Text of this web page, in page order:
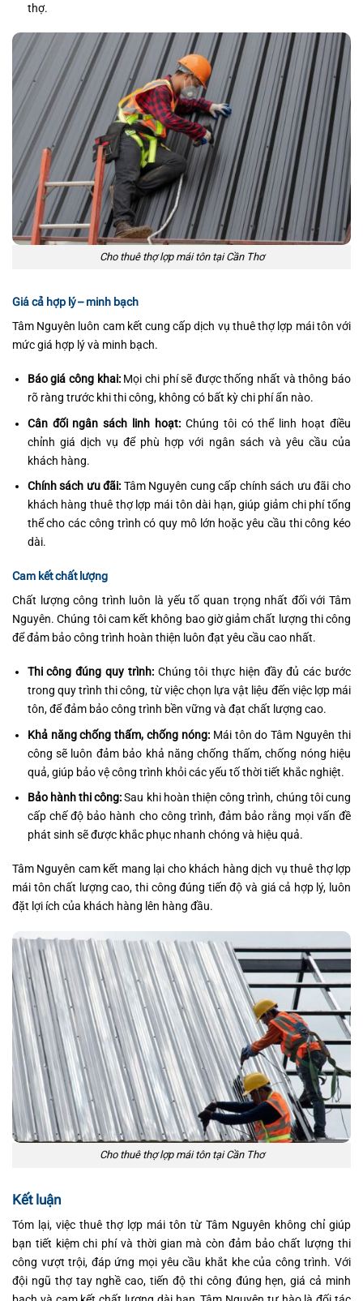
thợ.
Cho thuê thợ lợp mái tôn tại Cần Thơ
Giá cả hợp lý – minh bạch
Tâm Nguyên luôn cam kết cung cấp dịch vụ thuê thợ lợp mái tôn với
mức giá hợp lý và minh bạch.
Báo giá công khai:Mọi chi phí sẽ được thống nhất và thông báo
rõ ràng trước khi thi công, không có bất kỳ chi phí ẩn nào.
Cân đối ngân sách linh hoạt: Chúng tôi có thể linh hoạt điều
chỉnh giá dịch vụ để phù hợp với ngân sách và yêu cầu của
khách hàng.
Chính sách ưu đãi: Tâm Nguyên cung cấp chính sách ưu đãi cho
khách hàng thuê thợ lợp mái tôn dài hạn, giúp giảm chi phí tổng
thể cho các công trình có quy mô lớn hoặc yêu cầu thi công kéo
dài.
Cam kết chất lượng
Chất lượng công trình luôn là yếu tố quan trọng nhất đối với Tâm
Nguyên. Chúng tôi cam kết không bao giờ giảm chất lượng thi công
để đảm bảo công trình hoàn thiện luôn đạt yêu cầu cao nhất.
Thi công đúng quy trình:Chúng tôi thực hiện đầy đủ các bước
trong quy trình thi công, từ việc chọn lựa vật liệu đến việc lợp mái
tôn, để đảm bảo công trình bền vững và đạt chất lượng cao.
Khả năng chống thấm, chống nóng:Mái tôn do Tâm Nguyên thi
công sẽ luôn đảm bảo khả năng chống thấm, chống nóng hiệu
quả, giúp bảo vệ công trình khỏi các yếu tố thời tiết khắc nghiệt.
Bảo hành thi công:Sau khi hoàn thiện công trình, chúng tôi cung
cấp chế độ bảo hành cho công trình, đảm bảo rằng mọi vấn đề
phát sinh sẽ được khắc phục nhanh chóng và hiệu quả.
Tâm Nguyên cam kết mang lại cho khách hàng dịch vụ thuê thợ lợp
mái tôn chất lượng cao, thi công đúng tiến độ và giá cả hợp lý, luôn
đặt lợi ích của khách hàng lên hàng đầu.
Cho thuê thợ lợp mái tôn tại Cần Thơ
Kết luận
Tóm lại, việc thuê thợ lợp mái tôn từ Tâm Nguyên không chỉ giúp
bạn tiết kiệm chi phí và thời gian mà còn đảm bảo chất lượng thi
công vượt trội, đáp ứng mọi yêu cầu khắt khe của công trình. Với
đội ngũ thợ tay nghề cao, tiến độ thi công đúng hẹn, giá cả minh